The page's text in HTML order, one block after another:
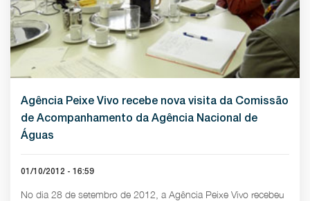
Agência Peixe Vivo recebe nova visita da Comissão
de Acompanhamento da Agência Nacional de
Águas
01/10/2012 - 16:59
No dia 28 de setembro de 2012, a Agência Peixe Vivo recebeu